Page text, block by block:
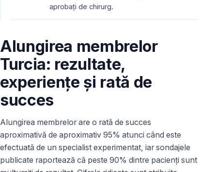
aprobați de chirurg.
Alungirea membrelor
Turcia: rezultate,
experiențe și rată de
succes
Alungirea membrelor are o rată de succes
aproximativă de aproximativ 95% atunci când este
efectuată de un specialist experimentat, iar sondajele
publicate raportează că peste 90% dintre pacienți sunt